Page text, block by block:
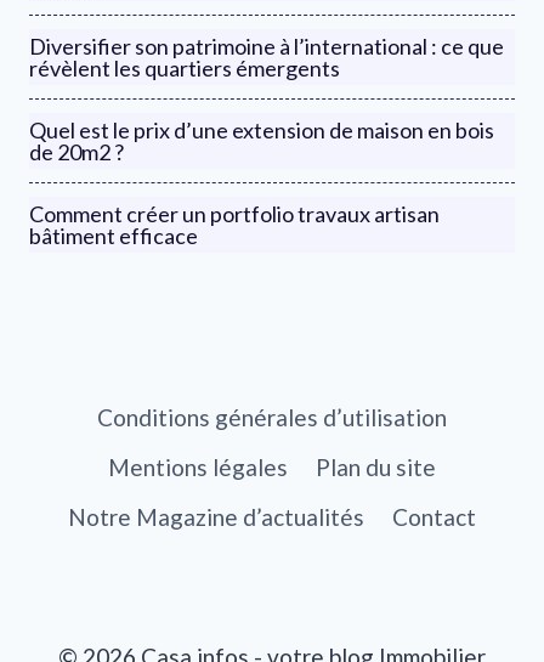
Diversifier son patrimoine à l’international : ce que
révèlent les quartiers émergents
Quel est le prix d’une extension de maison en bois
de 20m2 ?
Comment créer un portfolio travaux artisan
bâtiment efficace
Conditions générales d’utilisation
Mentions légales
Plan du site
Notre Magazine d’actualités
Contact